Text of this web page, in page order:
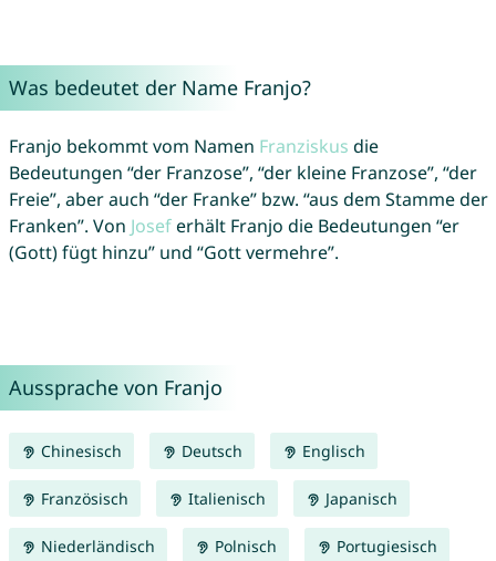
Was bedeutet der Name Franjo?
Franjo bekommt vom Namen Franziskus die
Bedeutungen “der Franzose”, “der kleine Franzose”, “der
Freie”, aber auch “der Franke” bzw. “aus dem Stamme der
Franken”. Von Joseferhält Franjo die Bedeutungen “er
(Gott) fügt hinzu” und “Gott vermehre”.
Aussprache von Franjo
Chinesisch Deutsch Englisch
Französisch Italienisch Japanisch
Niederländisch Polnisch Portugiesisch